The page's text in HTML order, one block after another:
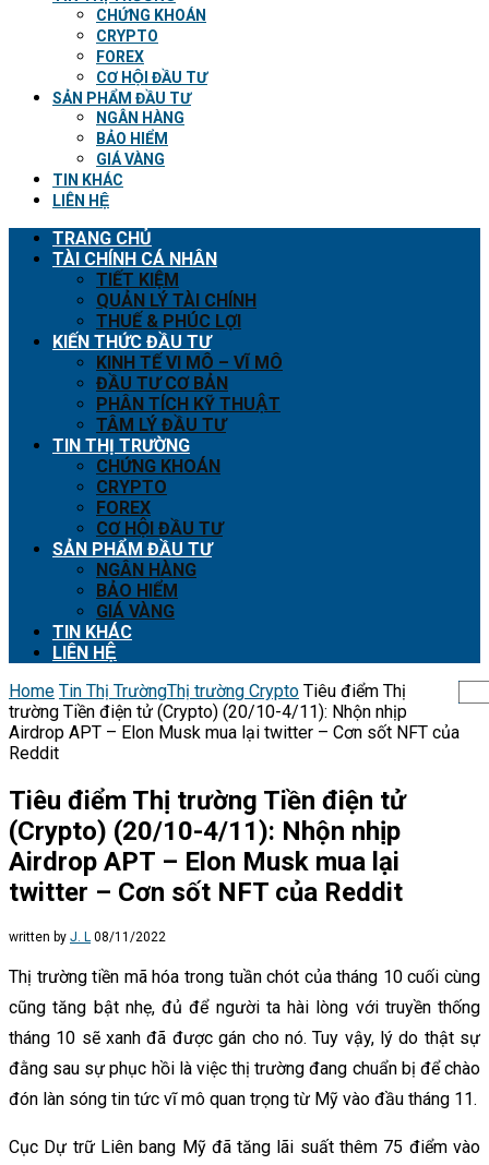
CHỨNG KHOÁN
CRYPTO
FOREX
CƠ HỘI ĐẦU TƯ
SẢN PHẨM ĐẦU TƯ
NGÂN HÀNG
BẢO HIỂM
GIÁ VÀNG
TIN KHÁC
LIÊN HỆ
TRANG CHỦ
TÀI CHÍNH CÁ NHÂN
TIẾT KIỆM
QUẢN LÝ TÀI CHÍNH
THUẾ & PHÚC LỢI
KIẾN THỨC ĐẦU TƯ
KINH TẾ VI MÔ – VĨ MÔ
ĐẦU TƯ CƠ BẢN
PHÂN TÍCH KỸ THUẬT
TÂM LÝ ĐẦU TƯ
TIN THỊ TRƯỜNG
CHỨNG KHOÁN
CRYPTO
FOREX
CƠ HỘI ĐẦU TƯ
SẢN PHẨM ĐẦU TƯ
NGÂN HÀNG
BẢO HIỂM
GIÁ VÀNG
TIN KHÁC
LIÊN HỆ
Home Tin Thị TrườngThị trường Crypto Tiêu điểm Thị
trường Tiền điện tử (Crypto) (20/10-4/11): Nhộn nhịp
Airdrop APT – Elon Musk mua lại twitter – Cơn sốt NFT của
Reddit
Tiêu điểm Thị trường Tiền điện tử
(Crypto) (20/10-4/11): Nhộn nhịp
Airdrop APT – Elon Musk mua lại
twitter – Cơn sốt NFT của Reddit
written by J. L 08/11/2022
Thị trường tiền mã hóa trong tuần chót của tháng 10 cuối cùng
cũng tăng bật nhẹ, đủ để người ta hài lòng với truyền thống
tháng 10 sẽ xanh đã được gán cho nó. Tuy vậy, lý do thật sự
đằng sau sự phục hồi là việc thị trường đang chuẩn bị để chào
đón làn sóng tin tức vĩ mô quan trọng từ Mỹ vào đầu tháng 11.
Cục Dự trữ Liên bang Mỹ đã tăng lãi suất thêm 75 điểm vào